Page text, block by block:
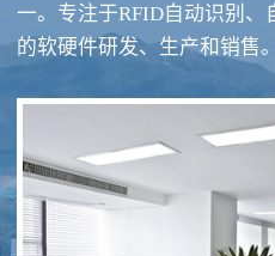
RFID酒类防伪系统方案
一。专注于RFID自动识别
的软硬件研发、生产和销售